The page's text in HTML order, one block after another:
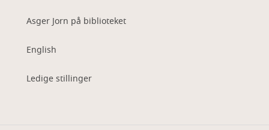
Asger Jorn på biblioteket
English
Ledige stillinger